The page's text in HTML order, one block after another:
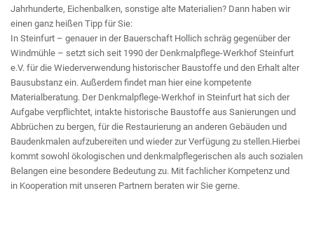
Jahrhunderte, Eichenbalken, sonstige alte Materialien? Dann haben wir
einen ganz heißen Tipp für Sie:
In Steinfurt – genauer in der Bauerschaft Hollich schräg gegenüber der
Windmühle – setzt sich seit 1990 der Denkmalpflege-Werkhof Steinfurt
e.V. für die Wiederverwendung historischer Baustoffe und den Erhalt alter
Bausubstanz ein. Außerdem findet man hier eine kompetente
Materialberatung. Der Denkmalpflege-Werkhof in Steinfurt hat sich der
Aufgabe verpflichtet, intakte historische Baustoffe aus Sanierungen und
Abbrüchen zu bergen, für die Restaurierung an anderen Gebäuden und
Baudenkmalen aufzubereiten und wieder zur Verfügung zu stellen.Hierbei
kommt sowohl ökologischen und denkmalpflegerischen als auch sozialen
Belangen eine besondere Bedeutung zu. Mit fachlicher Kompetenz und
in Kooperation mit unseren Partnern beraten wir Sie gerne.